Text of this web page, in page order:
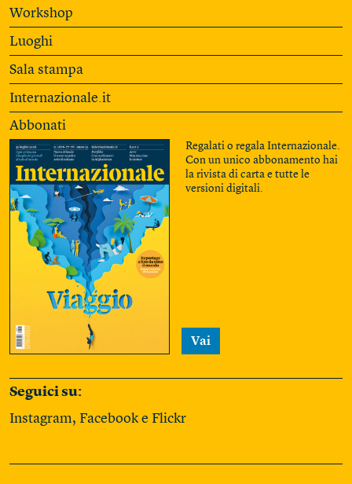
Workshop
Luoghi
Sala stampa
Internazionale.it
Abbonati
Regalati o regala Internazionale.
Con un unico abbonamento hai
la rivista di carta e tutte le
versioni digitali.
Vai
Seguici su:
Instagram, Facebook e Flickr